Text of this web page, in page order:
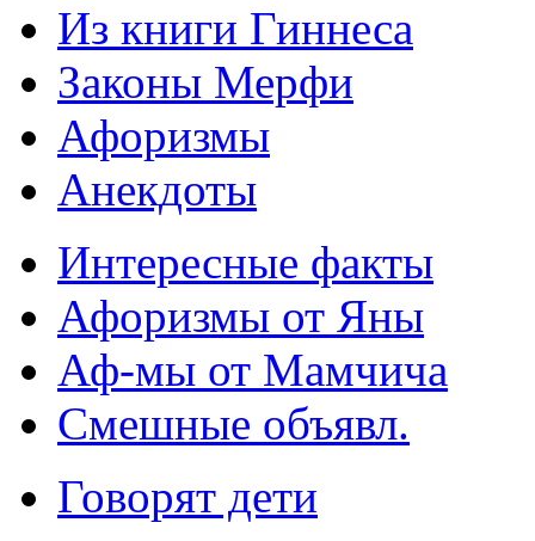
Из книги Гиннеса
Законы Мерфи
Афоризмы
Анекдоты
Интересные факты
Афоризмы от Яны
Аф-мы от Мамчича
Смешные объявл.
Говорят дети